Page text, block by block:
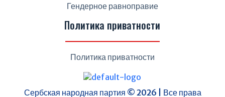
Гендерное равноправие
Политика приватности
Политика приватности
Сербская народная партия © 2026 | Все права